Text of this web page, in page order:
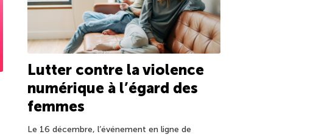
Lutter contre la violence
numérique à l’égard des
femmes
Le 16 décembre, l’événement en ligne de